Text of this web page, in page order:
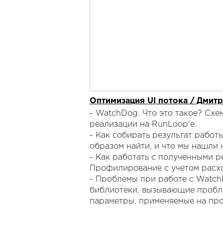
Оптимизация UI потока /
- WatchDog. Что это такое?
реализации на RunLoop'e.
- Как собирать результат
образом найти, и что мы нашли
- Как работать с полученными
Профилирование с учетом
- Проблемы при работе с
библиотеки, вызывающие
параметры, применяемые на